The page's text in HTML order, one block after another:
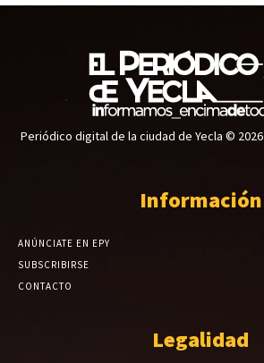
Periódico digital de la ciudad de Yecla © 2026
Información
ANÚNCIATE EN EPY
SUBSCRIBIRSE
CONTACTO
Legalidad